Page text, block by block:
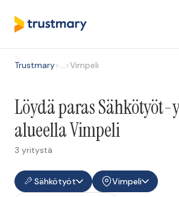
Trustmary>…>Vimpeli
Löydä paras Sähkötyöt-
alueella Vimpeli
3 yritystä
Sähkötyöt
Vimpeli